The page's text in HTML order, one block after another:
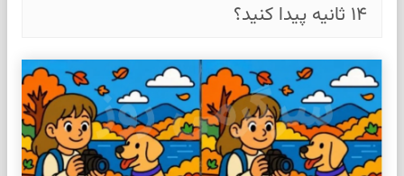
۱۴ ثانیه پیدا کنید؟